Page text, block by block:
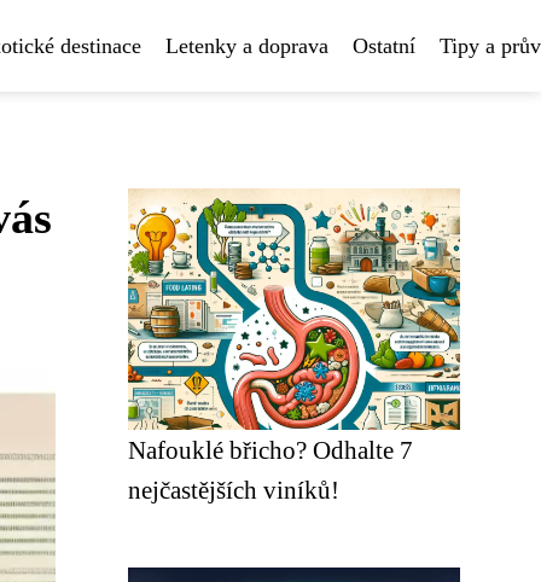
destinace Letenky a doprava Ostatní Tipy a
Nafouklé břicho? Odhalte 7
nejčastějších viníků!